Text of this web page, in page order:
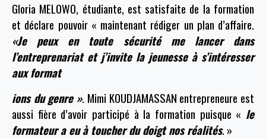
Gloria MELOWO, étudiante, est satisfaite de la formation
et déclare pouvoir « maintenant rédiger un plan d’affaire.
«Je peux en toute sécurité me lancer dans
l’entreprenariat et j’invite la jeunesse à s’intéresser
aux format
ions du genre ». Mimi KOUDJAMASSAN entrepreneure est
aussi fière d’avoir participé à la formation puisque « le
formateur a eu à toucher du doigt nos réalités. »